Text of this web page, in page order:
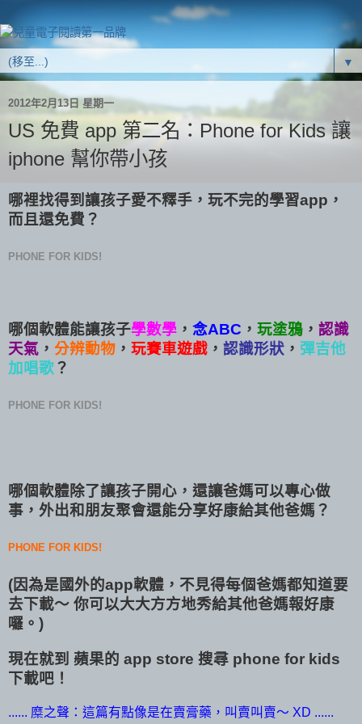
▼
2012年2月13日 星期一
US 免費 app 第二名：Phone for Kids 讓
iphone 幫你帶小孩
哪裡找得到讓孩子愛不釋手，玩不完的學習app，
而且還免費？
PHONE FOR KIDS!
哪個軟體能讓孩子學數學 ， 念ABC ， 玩塗鴉 ， 認識
天氣 ， 分辨動物 ， 玩賽車遊戲 ， 認識形狀 ， 彈吉他
加唱歌？
PHONE FOR KIDS!
哪個軟體除了讓孩子開心，還讓爸媽可以專心做
事，外出和朋友聚會還能分享好康給其他爸媽？
PHONE FOR KIDS!
(因為是國外的app軟體，不見得每個爸媽都知道要
去下載～ 你可以大大方方地秀給其他爸媽報好康
囉。)
現在就到 蘋果的 app store 搜尋 phone for kids
下載吧！
...... 糜之聲：這篇有點像是在賣膏藥，叫賣叫賣～ XD ......